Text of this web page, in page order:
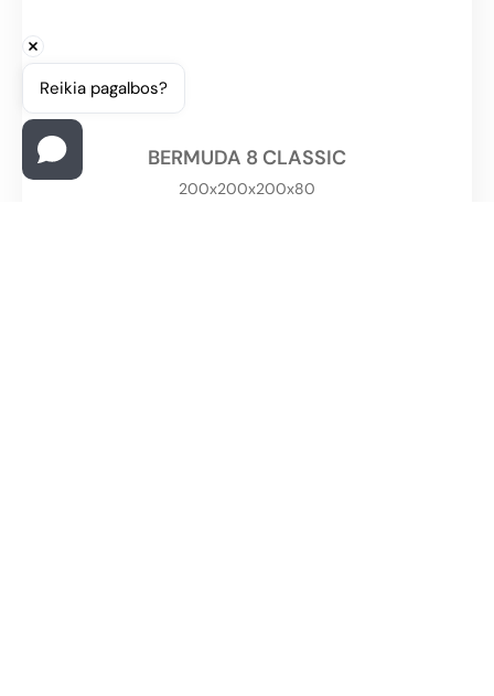
BERMUDA 8 CLASSIC
200x200x200x80
Reikia pagalbos?